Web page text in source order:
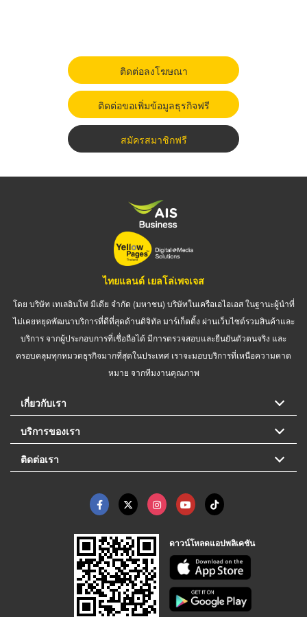
ติดต่อลงโฆษณา
ติดต่อขอเพิ่มข้อมูลธุรกิจฟรี
สมัครสมาชิกฟรี
ไทยแลนด์ เยลโล่เพจเจส
โดย บริษัท เทเลอินโฟ มีเดีย จำกัด (มหาชน) บริษัทในเครือเอไอเอส ในฐานะผู้นำที่
ไม่เคยหยุดพัฒนาบริการที่ดีที่สุดด้านดิจิทัล มาร์เก็ตติ้ง ผ่านเว็บไซต์รวมสินค้าและ
บริการ จากผู้ประกอบการที่เชื่อถือได้ มีการตรวจสอบและยืนยันตัวตนจริง และ
ครอบคลุมทุกหมวดธุรกิจมากที่สุดในประเทศ เราจะมอบบริการที่เหนือความคาด
หมาย จากทีมงานคุณภาพ
เกี่ยวกับเรา
บริการของเรา
ติดต่อเรา
ดาวน์โหลดแอปพลิเคชัน